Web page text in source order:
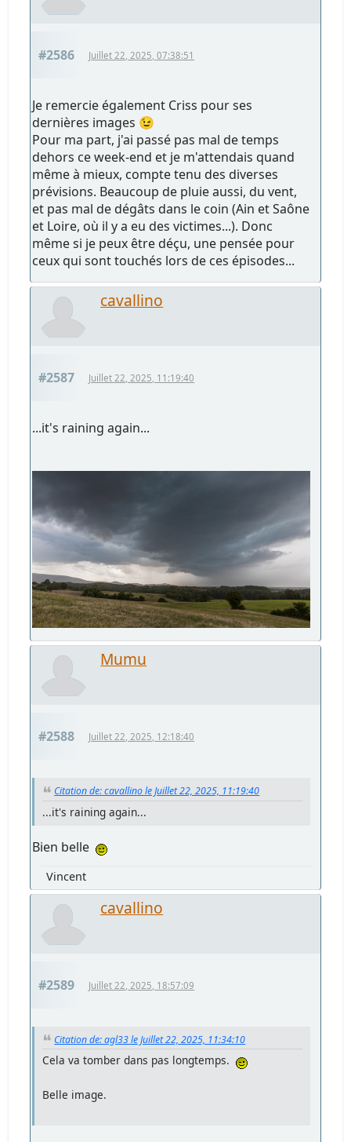
#2586 Juillet 22, 2025, 07:38:51
Je remercie également Criss pour ses
dernières images 😉
Pour ma part, j'ai passé pas mal de temps
dehors ce week-end et je m'attendais quand
même à mieux, compte tenu des diverses
prévisions. Beaucoup de pluie aussi, du vent,
et pas mal de dégâts dans le coin (Ain et Saône
et Loire, où il y a eu des victimes...). Donc
même si je peux être déçu, une pensée pour
ceux qui sont touchés lors de ces épisodes...
cavallino
#2587 Juillet 22, 2025, 11:19:40
...it's raining again...
Mumu
#2588 Juillet 22, 2025, 12:18:40
Citation de: cavallino le Juillet 22, 2025, 11:19:40
...it's raining again...
Bien belle
Vincent
cavallino
#2589 Juillet 22, 2025, 18:57:09
Citation de: agl33 le Juillet 22, 2025, 11:34:10
Cela va tomber dans pas longtemps.
Belle image.